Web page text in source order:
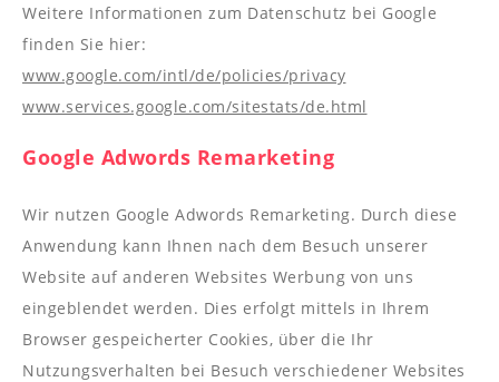
Weitere Informationen zum Datenschutz bei Google
finden Sie hier:
www.google.com/intl/de/policies/privacy
www.services.google.com/sitestats/de.html
Google Adwords Remarketing
Wir nutzen Google Adwords Remarketing. Durch diese
Anwendung kann Ihnen nach dem Besuch unserer
Website auf anderen Websites Werbung von uns
eingeblendet werden. Dies erfolgt mittels in Ihrem
Browser gespeicherter Cookies, über die Ihr
Nutzungsverhalten bei Besuch verschiedener Websites